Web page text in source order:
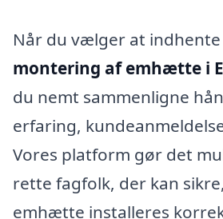
Når du vælger at
montering af emhætte i
du nemt sammenligne
erfaring,
Vores platform gør det
rette fagfolk, der kan
emhætte installeres